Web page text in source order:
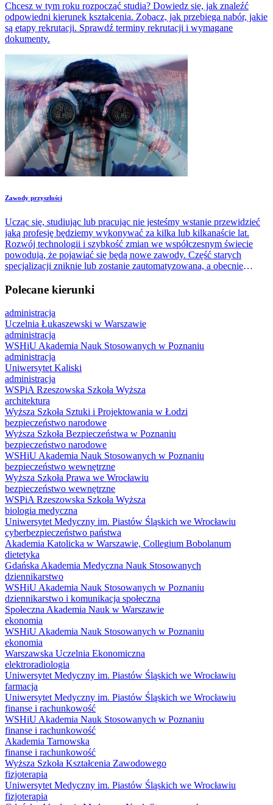
Chcesz w tym roku rozpocząć studia? Dowiedz się, jak znaleźć
odpowiedni kierunek kształcenia. Zobacz, jak przebiega nabór, jakie
są etapy rekrutacji. Sprawdź terminy rekrutacji i wymagane
dokumenty.
​Zawody przyszłości
Ucząc się, studiując lub pracując nie jesteśmy wstanie przewidzieć
jaką profesję będziemy wykonywać za kilka lub kilkanaście lat.
Rozwój technologii i szybkość zmian we współczesnym świecie
powodują, że pojawiać się będą nowe zawody. Część starych
specjalizacji zniknie lub zostanie zautomatyzowana, a obecnie
Polecane kierunki
administracja
Uczelnia Łukaszewski w Warszawie
administracja
WSHiU Akademia Nauk Stosowanych w Poznaniu
administracja
Uniwersytet Kaliski
administracja
WSPiA Rzeszowska Szkoła Wyższa
architektura
Wyższa Szkoła Sztuki i Projektowania w Łodzi
bezpieczeństwo narodowe
Wyższa Szkoła Bezpieczeństwa w Poznaniu
bezpieczeństwo narodowe
WSHiU Akademia Nauk Stosowanych w Poznaniu
bezpieczeństwo wewnętrzne
Wyższa Szkoła Prawa we Wrocławiu
bezpieczeństwo wewnętrzne
WSPiA Rzeszowska Szkoła Wyższa
biologia medyczna
Uniwersytet Medyczny im. Piastów Śląskich we Wrocławiu
cyberbezpieczeństwo państwa
Akademia Katolicka w Warszawie, Collegium Bobolanum
dietetyka
Gdańska Akademia Medyczna Nauk Stosowanych
dziennikarstwo
WSHiU Akademia Nauk Stosowanych w Poznaniu
dziennikarstwo i komunikacja społeczna
Społeczna Akademia Nauk w Warszawie
ekonomia
WSHiU Akademia Nauk Stosowanych w Poznaniu
ekonomia
Warszawska Uczelnia Ekonomiczna
elektroradiologia
Uniwersytet Medyczny im. Piastów Śląskich we Wrocławiu
farmacja
Uniwersytet Medyczny im. Piastów Śląskich we Wrocławiu
finanse i rachunkowość
WSHiU Akademia Nauk Stosowanych w Poznaniu
finanse i rachunkowość
Akademia Tarnowska
finanse i rachunkowość
Wyższa Szkoła Kształcenia Zawodowego
fizjoterapia
Uniwersytet Medyczny im. Piastów Śląskich we Wrocławiu
fizjoterapia